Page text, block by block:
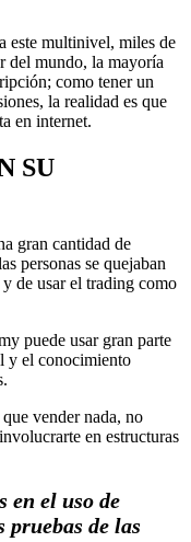
este multinivel, miles de
del mundo, la mayoría
como tener un
la realidad es que
en internet.
SU
gran cantidad de
personas se quejaban
de usar el trading como
puede usar gran parte
y el conocimiento
vender nada, no
en estructuras
en el uso de
pruebas de las